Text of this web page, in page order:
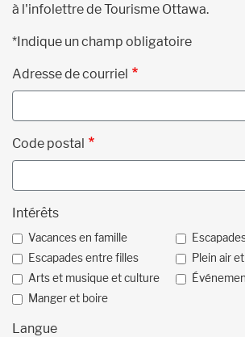
à l'infolettre de Tourisme Ottawa.
*Indique un champ obligatoire
Adresse de courriel
Code postal
Intérêts
Vacances en famille
Escapades entre filles
Plein air
Arts et musique et culture
Manger et boire
Langue